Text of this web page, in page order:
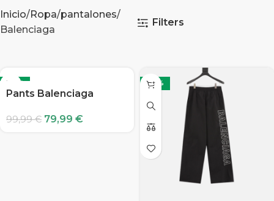
Inicio Ropa pantalones
Balenciaga
Filters
-20%
Pants Balenciaga
99,99€ 79,99 €
-20%